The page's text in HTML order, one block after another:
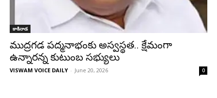
కాకినాడ
ముద్రగడ పద్మనాభంకు అస్వస్థత.. క్షేమంగా
ఉన్నారన్న కుటుంబ సభ్యులు
VISWAM VOICE DAILY - June 20, 2026 0